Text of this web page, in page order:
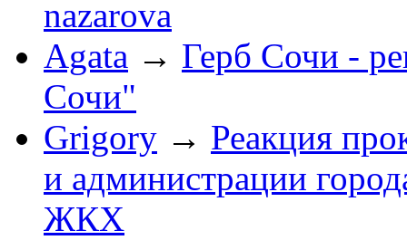
nazarova
Agata → Герб Сочи -
Сочи"
Grigory → Реакция
и администрации
ЖКХ